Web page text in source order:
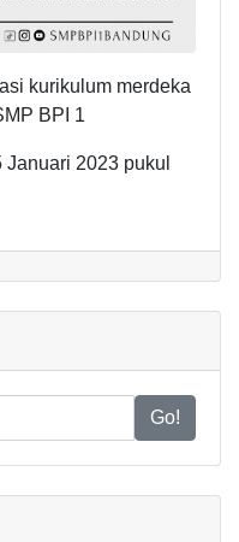
kurikulum merdeka
BPI 1
2023 pukul
Go!